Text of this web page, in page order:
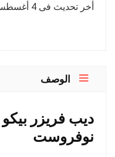
أخر تحديث فى 4 أغسطس، 2026 6:50 م
الوصف
نوفروست